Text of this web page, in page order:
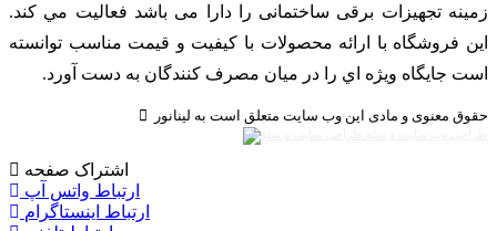
زمینه تجهیزات برقی ساختمانی را دارا می باشد فعالیت مي کند.
اين فروشگاه با ارائه محصولات با کيفيت و قيمت مناسب توانسته
است جايگاه ويژه اي را در ميان مصرف کنندگان به دست آورد.
حقوق معنوی و مادی این وب سایت متعلق است به لینانور
اشتراک صفحه
ارتباط واتس آپ
ارتباط اینستاگرام